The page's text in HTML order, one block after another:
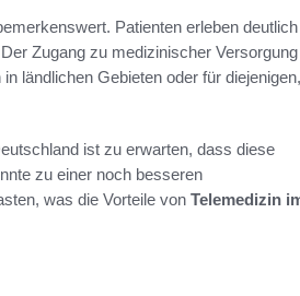
Patienten erleben deutlich
Zugang zu medizinischer
ländlichen Gebieten oder für
ist zu erwarten, dass diese
zu einer noch besseren
was die Vorteile von Telemedizin